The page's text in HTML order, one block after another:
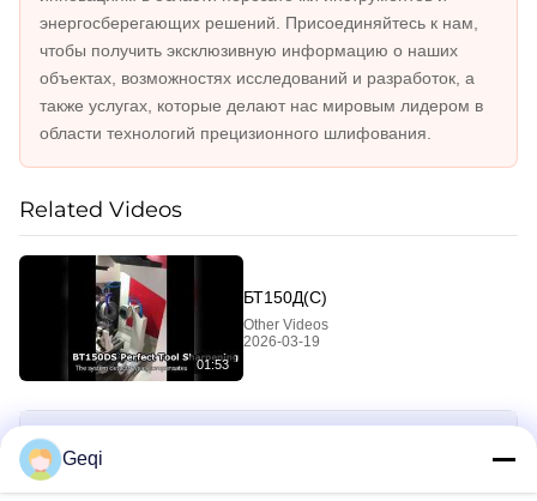
энергосберегающих решений. Присоединяйтесь к нам,
чтобы получить эксклюзивную информацию о наших
объектах, возможностях исследований и разработок, а
также услугах, которые делают нас мировым лидером в
области технологий прецизионного шлифования.
Related Videos
01:53
БТ150Д(С)
Other Videos
2026-03-19
Видео- зона
All Videos
Geqi